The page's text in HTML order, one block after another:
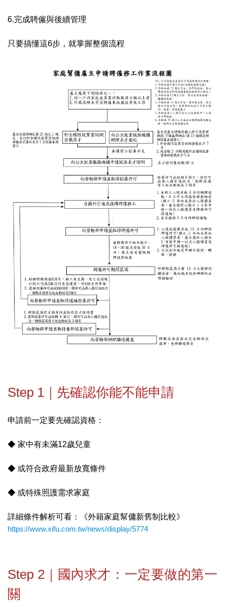
6.完成聘僱與後續管理
只要搞懂這6步，就掌握整個流程
Step 1｜先確認你能不能申請
申請前一定要先確認資格：
◆ 家中有未滿12歲兒童
◆ 或符合政府最新放寬條件
◆ 或特殊照護需求家庭
詳細條件解析可看：《外籍家庭幫傭新舊制比較》
https://www.xifu.com.tw/news/display/5774
Step 2｜國內求才：一定要做的第一
關